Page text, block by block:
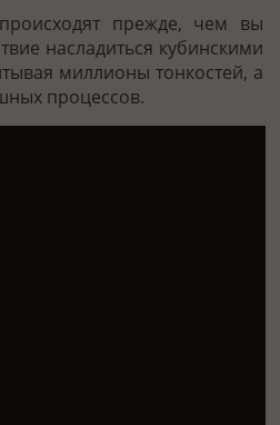
прежде, чем вы
насладиться кубинскими
миллионы тонкостей, а
процессов.